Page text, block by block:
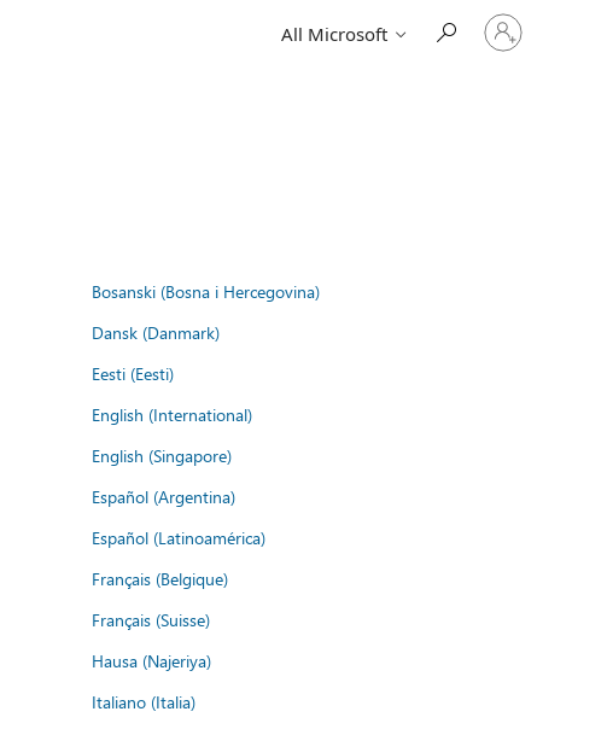
All Microsoft
Sign
in
Bosanski (Bosna i Hercegovina)
Dansk (Danmark)
Eesti (Eesti)
English (International)
English (Singapore)
Español (Argentina)
Español (Latinoamérica)
Français (Belgique)
Français (Suisse)
Hausa (Najeriya)
Italiano (Italia)